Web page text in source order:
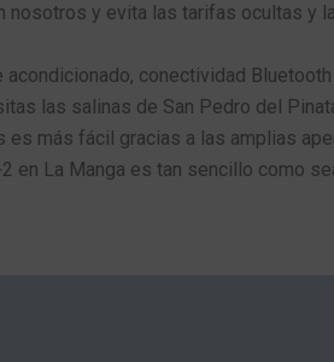
nosotros y evita las tarifas ocultas
acondicionado, conectividad
las salinas de San Pedro del
es más fácil gracias a las amplias
en La Manga es tan sencillo